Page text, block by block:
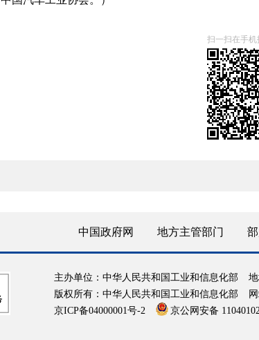
扫一扫在手机
中国政府网 地方主管部门
主办单位：中华人民共和国工业和信息化部
版权所有：中华人民共和国工业和信息化部
京ICP备04000001号-2
京公网安备